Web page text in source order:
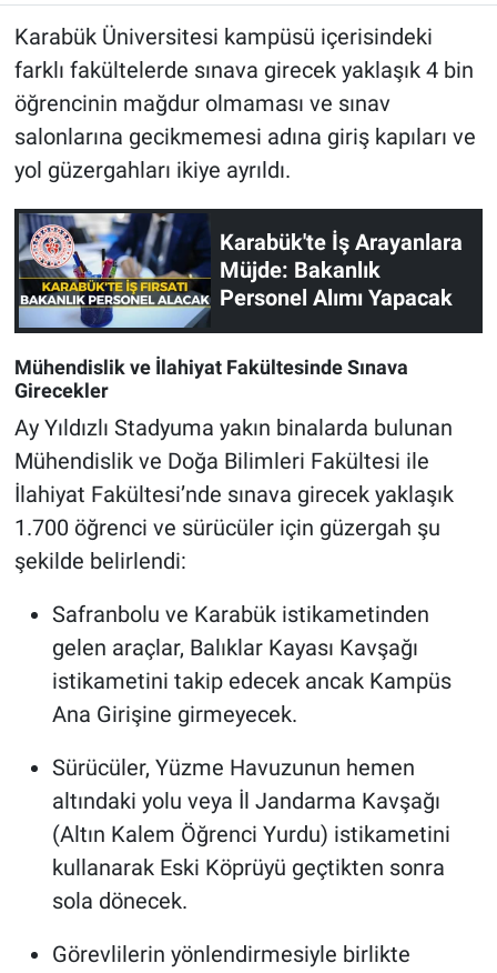
Karabük Üniversitesi kampüsü içerisindeki
farklı fakültelerde sınava girecek yaklaşık 4 bin
öğrencinin mağdur olmaması ve sınav
salonlarına gecikmemesi adına giriş kapıları ve
yol güzergahları ikiye ayrıldı.
Karabük'te İş Arayanlara
Müjde: Bakanlık
Personel Alımı Yapacak
Mühendislik ve İlahiyat Fakültesinde Sınava
Girecekler
Ay Yıldızlı Stadyuma yakın binalarda bulunan
Mühendislik ve Doğa Bilimleri Fakültesi ile
İlahiyat Fakültesi’nde sınava girecek yaklaşık
1.700 öğrenci ve sürücüler için güzergah şu
şekilde belirlendi:
Safranbolu ve Karabük istikametinden
gelen araçlar, Balıklar Kayası Kavşağı
istikametini takip edecek ancak Kampüs
Ana Girişine girmeyecek.
Sürücüler, Yüzme Havuzunun hemen
altındaki yolu veya İl Jandarma Kavşağı
(Altın Kalem Öğrenci Yurdu) istikametini
kullanarak Eski Köprüyü geçtikten sonra
sola dönecek.
Görevlilerin yönlendirmesiyle birlikte